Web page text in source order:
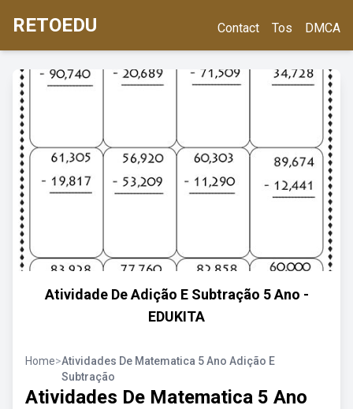
RETOEDU Contact Tos DMCA
Atividade De Adição E Subtração 5 Ano -
EDUKITA
Home>Atividades De Matematica 5 Ano Adição E
Subtração
Atividades De Matematica 5 Ano